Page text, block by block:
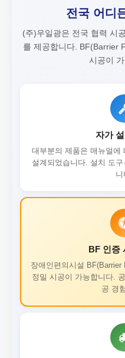
전국 어디
(주)우일광은 전국 협력 시
를 제공합니다. BF(Barrier
시공이
자가
대부분의 제품은 매뉴얼에
설계되었습니다. 설치 도
니
BF 인증
장애인편의시설
정밀 시공이 가능합니다.
공 경